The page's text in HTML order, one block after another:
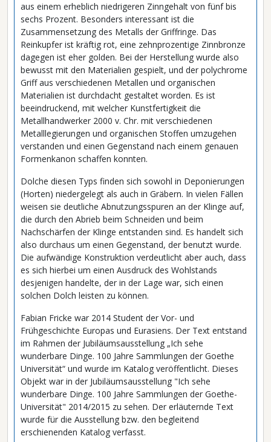
aus einem erheblich niedrigeren Zinngehalt von fünf bis
sechs Prozent. Besonders interessant ist die
Zusammensetzung des Metalls der Griffringe. Das
Reinkupfer ist kräftig rot, eine zehnprozentige Zinnbronze
dagegen ist eher golden. Bei der Herstellung wurde also
bewusst mit den Materialien gespielt, und der polychrome
Griff aus verschiedenen Metallen und organischen
Materialien ist durchdacht gestaltet worden. Es ist
beeindruckend, mit welcher Kunstfertigkeit die
Metallhandwerker 2000 v. Chr. mit verschiedenen
Metalllegierungen und organischen Stoffen umzugehen
verstanden und einen Gegenstand nach einem genauen
Formenkanon schaffen konnten.
Dolche diesen Typs finden sich sowohl in Deponierungen
(Horten) niedergelegt als auch in Gräbern. In vielen Fällen
weisen sie deutliche Abnutzungsspuren an der Klinge auf,
die durch den Abrieb beim Schneiden und beim
Nachschärfen der Klinge entstanden sind. Es handelt sich
also durchaus um einen Gegenstand, der benutzt wurde.
Die aufwändige Konstruktion verdeutlicht aber auch, dass
es sich hierbei um einen Ausdruck des Wohlstands
desjenigen handelte, der in der Lage war, sich einen
solchen Dolch leisten zu können.
Fabian Fricke war 2014 Student der Vor- und
Frühgeschichte Europas und Eurasiens. Der Text entstand
im Rahmen der Jubiläumsausstellung „Ich sehe
wunderbare Dinge. 100 Jahre Sammlungen der Goethe
Universität“ und wurde im Katalog veröffentlicht. Dieses
Objekt war in der Jubiläumsausstellung "Ich sehe
wunderbare Dinge. 100 Jahre Sammlungen der Goethe-
Universität" 2014/2015 zu sehen. Der erläuternde Text
wurde für die Ausstellung bzw. den begleitend
erschienenden Katalog verfasst.